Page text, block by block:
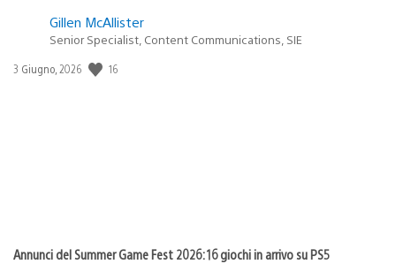
Gillen McAllister
Senior Specialist, Content Communications, SIE
Data
3 Giugno, 2026 16
Annunci del Summer Game Fest 2026: 16 giochi in arrivo su PS5